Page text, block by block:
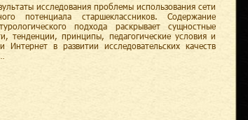
исследования проблемы использования сети
потенциала старшеклассников. Содержание
подхода раскрывает сущностные
тенденции, принципы, педагогические условия и
Интернет в развитии исследовательских качеств